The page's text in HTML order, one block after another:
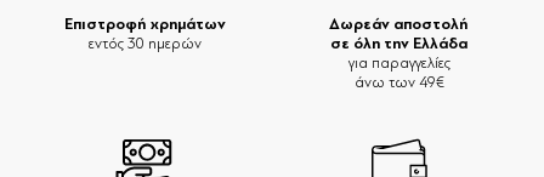
Δωρεάν αποστολή
σε όλη την Ελλάδα
για παραγγελίες
άνω των 49€
Επιστροφή χρημάτων
εντός 30 ημερών